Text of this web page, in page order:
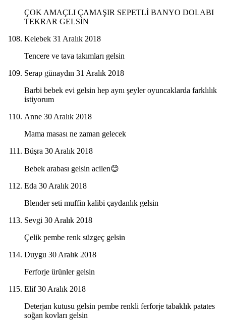
ÇOK AMAÇLI ÇAMAŞIR SEPETLİ BANYO DOLABI
TEKRAR GELSİN
Kelebek 31 Aralık 2018
Tencere ve tava takımları gelsin
Serap günaydın 31 Aralık 2018
Barbi bebek evi gelsin hep aynı şeyler oyuncaklarda farklılık
istiyorum
Anne 30 Aralık 2018
Mama masası ne zaman gelecek
Büşra 30 Aralık 2018
Bebek arabası gelsin acilen😊
Eda 30 Aralık 2018
Blender seti muffin kalibi çaydanlık gelsin
Sevgi 30 Aralık 2018
Çelik pembe renk süzgeç gelsin
Duygu 30 Aralık 2018
Ferforje ürünler gelsin
Elif 30 Aralık 2018
Deterjan kutusu gelsin pembe renkli ferforje tabaklık patates
soğan kovları gelsin